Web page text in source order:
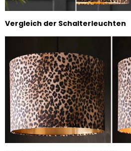
Vergleich der Schalterleuchten